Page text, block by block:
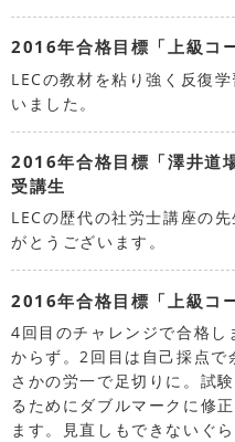
2016年合格目標「上級コ
LECの教材を粘り強く反復
いました。
2016年合格目標「澤井道
受講生
LECの歴代の社労士講座の
がとうございます。
2016年合格目標「上級コ
4回目のチャレンジで合格
からず。2回目は自己採点で
さかの労一で足切りに。試
るためにダブルマークに修
ます。見直しもできないぐ